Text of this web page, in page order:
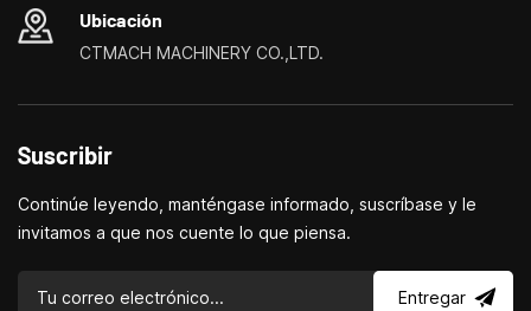
Ubicación
CTMACH MACHINERY CO.,LTD.
Suscribir
Continúe leyendo, manténgase informado, suscríbase y le
invitamos a que nos cuente lo que piensa.
Entregar